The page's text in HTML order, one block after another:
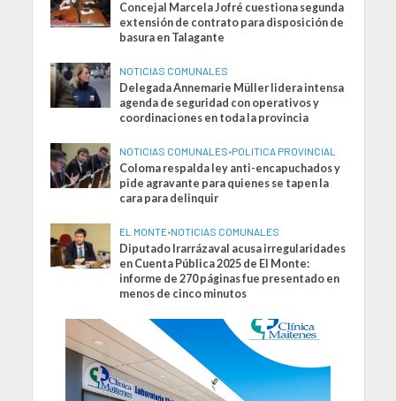
Concejal Marcela Jofré cuestiona segunda
extensión de contrato para disposición de
basura en Talagante
NOTICIAS COMUNALES
Delegada Annemarie Müller lidera intensa
agenda de seguridad con operativos y
coordinaciones en toda la provincia
NOTICIAS COMUNALES•POLITICA PROVINCIAL
Coloma respalda ley anti-encapuchados y
pide agravante para quienes se tapen la
cara para delinquir
EL MONTE•NOTICIAS COMUNALES
Diputado Irarrázaval acusa irregularidades
en Cuenta Pública 2025 de El Monte:
informe de 270 páginas fue presentado en
menos de cinco minutos